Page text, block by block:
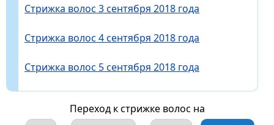
Стрижка волос 3 сентября 2018 года
Стрижка волос 4 сентября 2018 года
Стрижка волос 5 сентября 2018 года
Переход к стрижке волос на